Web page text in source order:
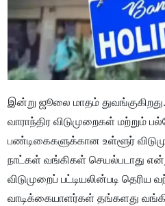
இன்று ஜூலை மாதம்
வாராந்திர விடுமுறைகள் மற்றும்
பண்டிகைகளுக்கான உள்ளூர்
நாட்கள் வங்கிகள் செயல்படாது
விடுமுறைப் பட்டியலின்படி
வாடிக்கையாளர்கள் தங்களது